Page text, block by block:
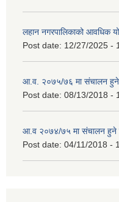
लहान नगरपालिकाको
Post date: 12/27/2025 -
आ.व. २०७५/७६ मा संचालन हुने
Post date: 08/13/2018 -
आ.व २०७४/७५ मा संचालन हुने
Post date: 04/11/2018 -